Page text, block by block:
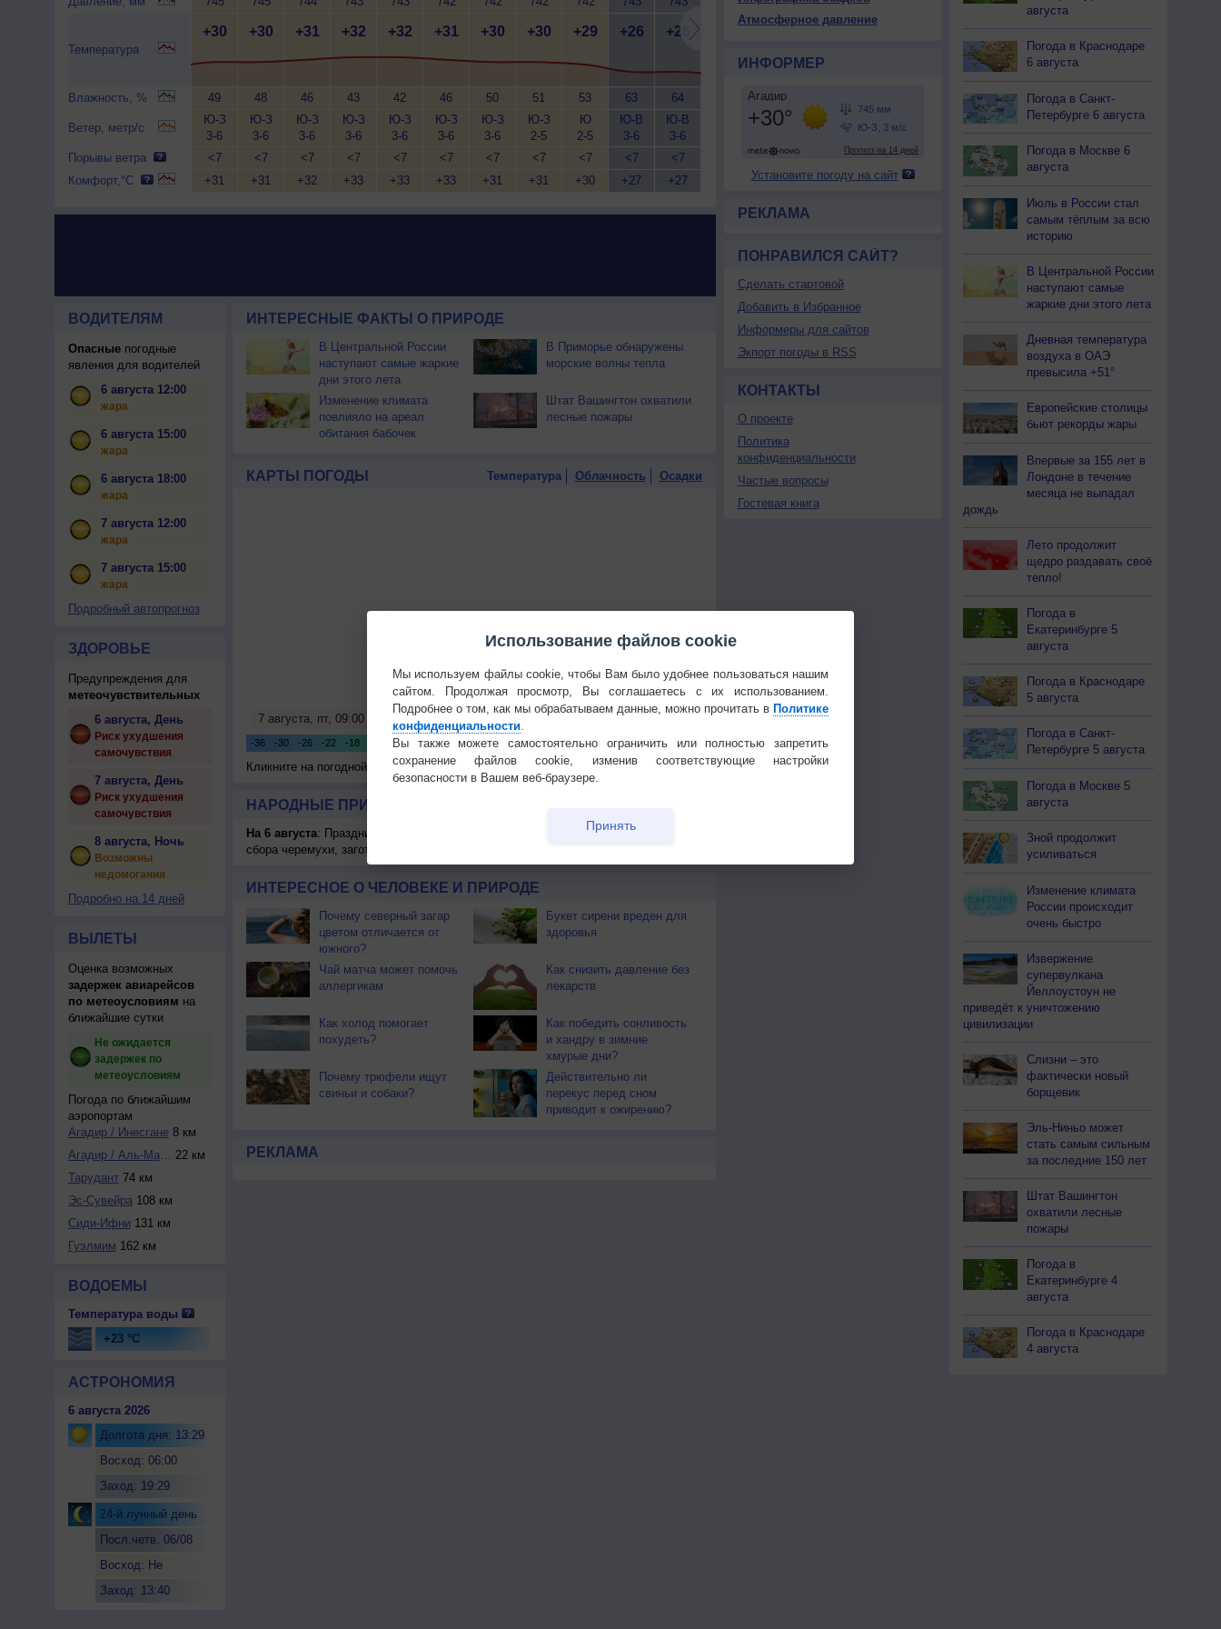
Температура
Влажность, %
Ветер, метр/с
Порывы ветра
Комфорт,°C
+30
49
Ю-З
3-6
<7
+31
+30
48
Ю-З
3-6
<7
+31
+31
46
Ю-З
3-6
<7
+32
+32
43
Ю-З
3-6
<7
+33
+32
42
Ю-З
3-6
<7
+33
+31
46
Ю-З
3-6
<7
+33
+30
50
Ю-З
3-6
<7
+31
+30
51
Ю-З
2-5
<7
+31
+29
53
Ю
2-5
<7
+30
+26
63
Ю-В
3-6
<7
+27
+26
64
Ю-В
3-6
<7
+27
+25
68
Ю-В
<7
+26
+24
Ю-В
+25
Штиль
<7
+26
<7
+26
Ю-З
+24
71
Ю-З
<7
+24
73
Ю-З
<7
74
Ю
<7
Ю-В
ВОДИТЕЛЯМ
Опасныепогодные
явления для водителей
6 августа 12:00
жара
6 августа 15:00
жара
6 августа 18:00
жара
7 августа 12:00
жара
7 августа 15:00
жара
Подробный автопрогноз
ЗДОРОВЬЕ
Предупреждения для
метеочувствительных
6 августа, День
Риск ухудшения
самочувствия
7 августа, День
Риск ухудшения
самочувствия
8 августа, Ночь
Возможны
недомогания
Подробно на 14 дней
ВЫЛЕТЫ
Оценка возможных
задержек авиарейсов
по метеоусловиям на
ближайшие сутки
Не ожидается
задержек по
метеоусловиям
Погода по ближайшим
аэропортам
Агадир / Инесгане8 км
Агадир / Аль-Масс... 22 км
Тарудант74 км
Эс-Сувейра108 км
Сиди-Ифни 131 км
Гуэлмим 162 км
ВОДОЕМЫ
Температура воды
+23 °C
АСТРОНОМИЯ
6 августа 2026
Долгота дня: 13:29
Восход: 06:00
Заход: 19:29
24-й лунный день
Посл.четв. 06/08
Восход: Не
Заход: 13:40
ИНТЕРЕСНЫЕ ФАКТЫ О ПРИРОДЕ
В Центральной России
наступают самые жаркие
дни этого лета
В Приморье обнаружены
морские волны тепла
Изменение климата
повлияло на ареал
обитания бабочек
Штат Вашингтон охватили
лесные пожары
КАРТЫ ПОГОДЫ Температура Облачность Осадки
Кликните на погодной карте для получения подробных данных
НАРОДНЫЕ ПРИМЕТЫ И ПРАЗДНИКИ
На 6 августа: Праздник жатвы. Почти повсеместно поспел хлеб. Наступает пора
сбора черемухи, заготавливают березовые веники.
ИНТЕРЕСНОЕ О ЧЕЛОВЕКЕ И ПРИРОДЕ
Почему северный загар
цветом отличается от
южного?
Букет сирени вреден для
здоровья
Чай матча может помочь
аллергикам
Как снизить давление без
лекарств
Как холод помогает
похудеть?
Как победить сонливость
и хандру в зимние
хмурые дни?
Почему трюфели ищут
свиньи и собаки?
Действительно ли
перекус перед сном
приводит к ожирению?
РЕКЛАМА
Атмосферное давление
ИНФОРМЕР
Установите погоду на сайт
РЕКЛАМА
ПОНРАВИЛСЯ САЙТ?
Сделать стартовой
Добавить в Избранное
Информеры для сайтов
Экпорт погоды в RSS
КОНТАКТЫ
О проекте
Политика
конфиденциальности
Частые вопросы
Гостевая книга
августа
Погода в Краснодаре
6 августа
Погода в Санкт-
Петербурге 6 августа
Погода в Москве 6
августа
Июль в России стал
самым тёплым за всю
историю
В Центральной России
наступают самые
жаркие дни этого лета
Дневная температура
воздуха в ОАЭ
превысила +51°
Европейские столицы
бьют рекорды жары
Впервые за 155 лет в
Лондоне в течение
месяца не выпадал
дождь
Лето продолжит
щедро раздавать своё
тепло!
Погода в
Екатеринбурге 5
августа
Погода в Краснодаре
5 августа
Погода в Санкт-
Петербурге 5 августа
Погода в Москве 5
августа
Зной продолжит
усиливаться
Изменение климата
России происходит
очень быстро
Извержение
супервулкана
Йеллоустоун не
приведёт к уничтожению
цивилизации
Слизни – это
фактически новый
борщевик
Эль-Ниньо может
стать самым сильным
за последние 150 лет
Штат Вашингтон
охватили лесные
пожары
Погода в
Екатеринбурге 4
августа
Погода в Краснодаре
4 августа
Использование файлов cookie
Мы используем файлы cookie, чтобы Вам было удобнее пользоваться нашим
сайтом. Продолжая просмотр, Вы соглашаетесь с их использованием.
Подробнее о том, как мы обрабатываем данные, можно прочитать в Политике
конфиденциальности.
Вы также можете самостоятельно ограничить или полностью запретить
сохранение файлов cookie, изменив соответствующие настройки
безопасности в Вашем веб-браузере.
Принять